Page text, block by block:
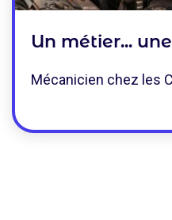
Un métier...
Mécanicien chez les